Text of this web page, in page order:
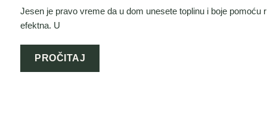
Jesen je pravo vreme da u dom unesete toplinu i boje
efektna. U
PROČITAJ